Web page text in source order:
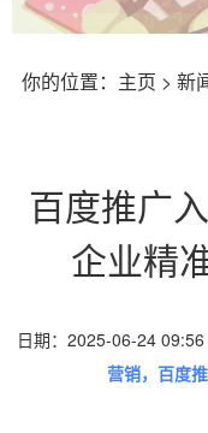
你的位置： 主页 > 新
百度推广
企业精
日期：2025-06-24 09:56
营销，百度